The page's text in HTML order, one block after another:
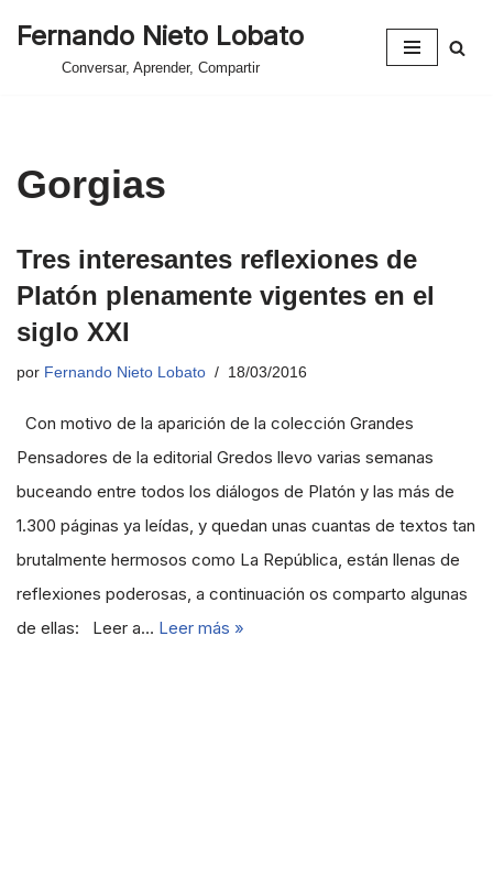
Fernando Nieto Lobato
Conversar, Aprender, Compartir
Gorgias
Tres interesantes reflexiones de
Platón plenamente vigentes en el
siglo XXI
por Fernando Nieto Lobato 18/03/2016
Con motivo de la aparición de la colección Grandes
Pensadores de la editorial Gredos llevo varias semanas
buceando entre todos los diálogos de Platón y las más de
1.300 páginas ya leídas, y quedan unas cuantas de textos tan
brutalmente hermosos como La República, están llenas de
reflexiones poderosas, a continuación os comparto algunas
de ellas: Leer a… Leer más »